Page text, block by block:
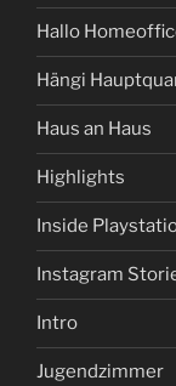
Hallo
Hängi
Haus an Haus
Highlights
Inside
Instagram
Intro
Jugendzimmer